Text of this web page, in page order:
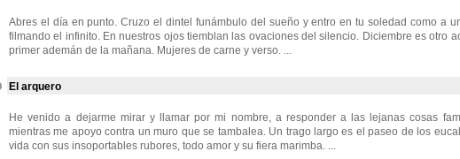
Abres el día en punto. Cruzo el dintel funámbulo del sueño y entro en tu soledad como a
filmando el infinito. En nuestros ojos tiemblan las ovaciones del silencio. Diciembre es otro
primer ademán de la mañana. Mujeres de carne y verso. ...
El arquero
He venido a dejarme mirar y llamar por mi nombre, a responder a las lejanas cosas
mientras me apoyo contra un muro que se tambalea. Un trago largo es el paseo de los
vida con sus insoportables rubores, todo amor y su fiera marimba. ...